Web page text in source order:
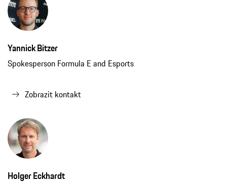
Yannick Bitzer
Spokesperson Formula E and Esports
Zobrazit kontakt
Holger Eckhardt